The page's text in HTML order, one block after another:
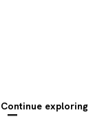
Continue exploring